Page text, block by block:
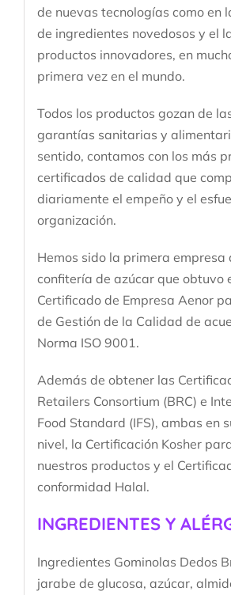
de nuevas tecnologías como en
de ingredientes novedosos y el
productos innovadores, en
primera vez en el mundo.
Todos los productos gozan de
garantías sanitarias y
sentido, contamos con los más
certificados de calidad que
diariamente el empeño y el
organización.
Hemos sido la primera empresa
confitería de azúcar que obtuvo
Certificado de Empresa Aenor
de Gestión de la Calidad de
Norma ISO 9001.
Además de obtener las
Retailers Consortium (BRC) e
Food Standard (IFS), ambas en
nivel, la Certificación Kosher
nuestros productos y el
conformidad Halal.
INGREDIENTES Y
Ingredientes Gominolas Dedos
jarabe de glucosa, azúcar,